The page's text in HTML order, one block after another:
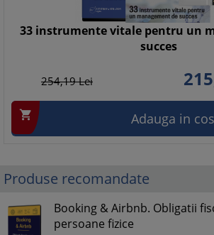
33 instrumente vitale pentru un
succes
254,19Lei
 Adauga in cos
Produse recomandate
Booking & Airbnb. Obligatii
persoane fizice